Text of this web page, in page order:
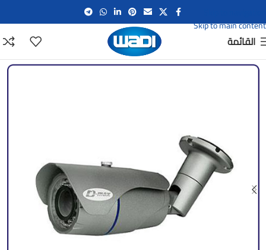
Skip to main content
القائمة